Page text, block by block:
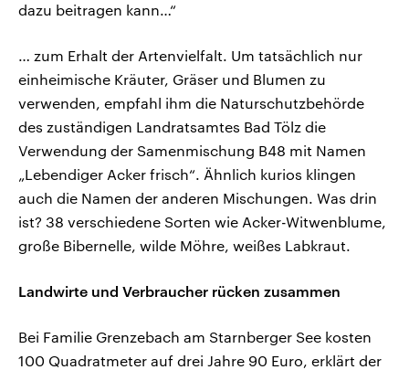
dazu beitragen kann…“
… zum Erhalt der Artenvielfalt. Um tatsächlich nur
einheimische Kräuter, Gräser und Blumen zu
verwenden, empfahl ihm die Naturschutzbehörde
des zuständigen Landratsamtes Bad Tölz die
Verwendung der Samenmischung B48 mit Namen
„Lebendiger Acker frisch“. Ähnlich kurios klingen
auch die Namen der anderen Mischungen. Was drin
ist? 38 verschiedene Sorten wie Acker-Witwenblume,
große Bibernelle, wilde Möhre, weißes Labkraut.
Landwirte und Verbraucher rücken zusammen
Bei Familie Grenzebach am Starnberger See kosten
100 Quadratmeter auf drei Jahre 90 Euro, erklärt der